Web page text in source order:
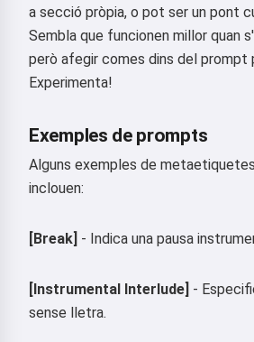
a secció pròpia, o pot ser un pont
Sembla que funcionen millor quan
però afegir comes dins del prompt
Experimenta!
Exemples de prompts
Alguns exemples de
inclouen:
[Break] - Indica una pausa
[Instrumental Interlude] -
sense lletra.